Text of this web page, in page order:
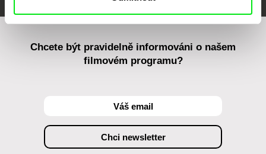
Chcete být pravidelně informováni o našem
filmovém programu?